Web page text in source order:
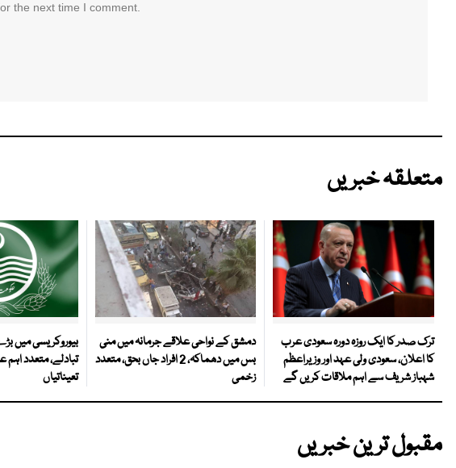
the next time I comment.
متعلقہ خبریں
ترک صدر کا ایک روزہ دورہ سعودی عرب
کا اعلان، سعودی ولی عہد اور وزیراعظم
شہباز شریف سے اہم ملاقات کریں گے
دمشق کے نواحی علاقے جرمانہ میں منی
بس میں دھماکہ، 2 افراد جاں بحق، متعدد
زخمی
بیوروکریسی میں
تبادلے، متعدد اہم
تعیناتیاں
مقبول ترین خبریں